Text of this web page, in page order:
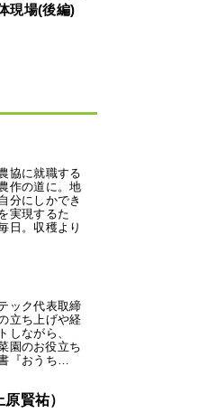
現場(後編)
協に就職する
作の道に。地
分にしかでき
実現するた
日。収穫より
ック代表取締
立ち上げや経
しながら、
園のお役立ち
『おうち…
賢祐）